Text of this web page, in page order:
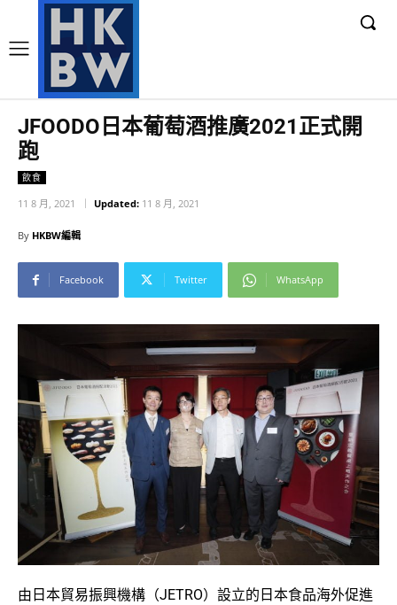
JFOODO日本葡萄酒推廣2021正式開
跑
飲食
11 8 月, 2021 Updated: 11 8 月, 2021
By HKBW編輯
Facebook Twitter WhatsApp
由日本貿易振興機構（JETRO）設立的日本食品海外促進